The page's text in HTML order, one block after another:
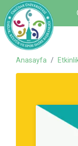
Anasayfa /